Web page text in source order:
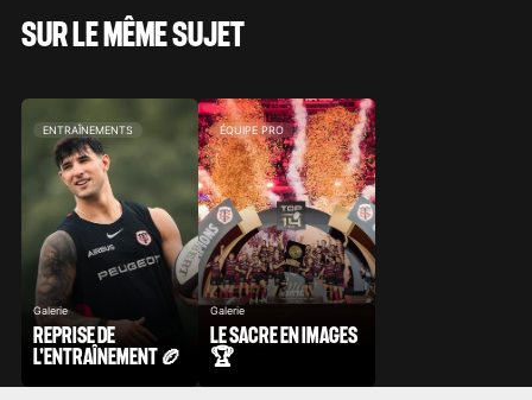
SUR LE MÊME SUJET
ENTRAÎNEMENTS
Galerie
REPRISE DE
L'ENTRAÎNEMENT 🏉
ÉQUIPE PRO
Galerie
LE SACRE EN IMAGES
🏆